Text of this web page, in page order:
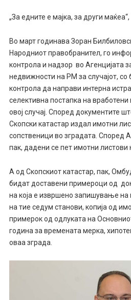
„За едните е мајка, за други маќеа“,
Во март годинава Зоран
Народниот правобранител, го
контрола и надзор во Агенцијата
недвижности на РМ за случајот,
контрола да направи интерна
селективна постапка на вработени
овој случај. Според документите
Скопски катастар издал имотни
сопственици во зградата. Според
пак, дадени се пет имотни листови
А од Скопскиот катастар, пак,
бидат доставени примероци од
на која е извршено запишување на
на тие седум станови, копија од
примерок од одлуката на
година за времената мерка,
оваа зграда.